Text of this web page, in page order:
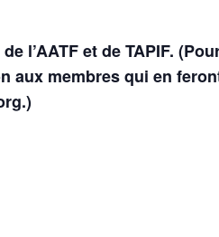
l’AATF et de TAPIF.
aux membres qui en